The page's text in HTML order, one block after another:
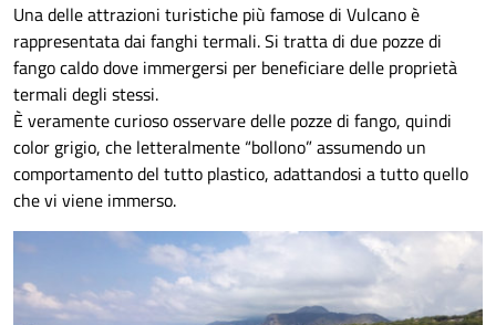
Una delle attrazioni turistiche più famose di Vulcano è
rappresentata dai fanghi termali. Si tratta di due pozze di
fango caldo dove immergersi per beneficiare delle proprietà
termali degli stessi.
È veramente curioso osservare delle pozze di fango, quindi
color grigio, che letteralmente “bollono” assumendo un
comportamento del tutto plastico, adattandosi a tutto quello
che vi viene immerso.